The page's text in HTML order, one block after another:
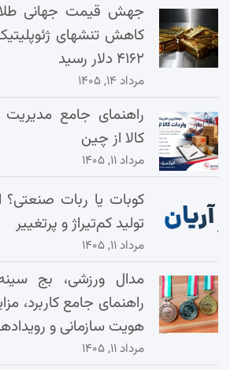
جهش قیمت جهانی طلا
کاهش تنشهای
۴۱۶۲ دلار رسید
مرداد ۱۴, ۱۴۰۵
راهنمای جامع مدیریت
کالا از چین
مرداد ۱۱, ۱۴۰۵
کوبات یا ربات
تولید کم‌تیراژ و پرتغییر
مرداد ۱۱, ۱۴۰۵
مدال ورزشی، بج
راهنمای جامع کاربرد،
هویت سازمانی و
مرداد ۱۱, ۱۴۰۵